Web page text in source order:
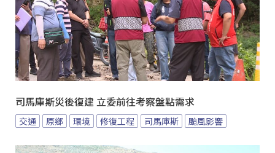
司馬庫斯災後復建 立委前往考察盤點需求
交通 原鄉 環境 修復工程 司馬庫斯 颱風影響